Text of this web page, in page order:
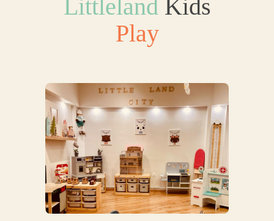
Littleland Kids
Play